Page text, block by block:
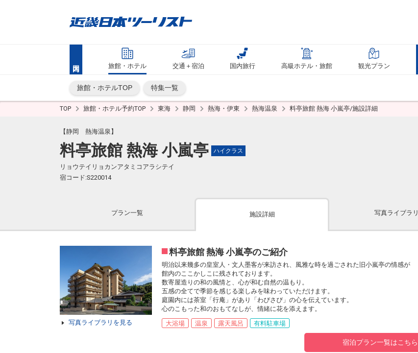
旅館・ホテル 交通＋宿泊 国内旅行 高級ホテル・旅館 観光プラン
旅館・ホテルTOP 特集一覧
TOP 旅館・ホテル予約TOP 東海 静岡 熱海・伊東 熱海温泉 料亭旅館 熱海 小嵐亭/施設詳細
【静岡 熱海温泉】
料亭旅館 熱海 小嵐亭 ハイクラス
リョウテイリョカンアタミコアラシテイ
宿コード:S220014
プラン一覧 施設詳細 写真ライブラリ
写真ライブラリを見る
料亭旅館 熱海 小嵐亭のご紹介
明治以来幾多の皇室人・文人墨客が来訪され、風雅な時を過ごされた旧小嵐亭の情感が
館内のここかしこに残されております。
数寄屋造りの和の風情と、心が和む自然の温もり。
五感の全てで季節を感じる楽しみを味わっていただけます。
庭園内には茶室「行庵」があり「わびさび」の心を伝えています。
心のこもった和のおもてなしが、情緒に花を添えます。
大浴場
温泉 露天風呂 有料駐車場
宿泊プラン一覧はこちら